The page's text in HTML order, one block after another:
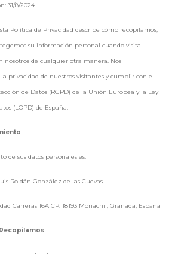
31/8/2024
Política de Privacidad describe cómo recopilamos,
su información personal cuando visita
de cualquier otra manera. Nos
privacidad de nuestros visitantes y cumplir con el
de Datos (RGPD) de la Unión Europea y la Ley
(LOPD) de España.
de sus datos personales es:
Roldán González de las Cuevas
Carreras 16A CP: 18193 Monachil, Granada, España